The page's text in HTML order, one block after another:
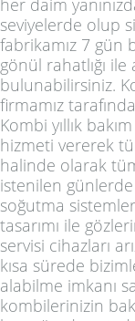
her daim
seviyelerde olup
fabrikamız 7 gün
gönül rahatlığı
bulunabilirsiniz.
firmamız
Kombi yıllık
hizmeti vererek
halinde olarak
istenilen günlerde
soğutma
tasarımı ile
servisi cihazları
kısa sürede
alabilme imkanı
kombilerinizin